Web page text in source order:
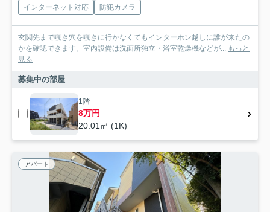
インターネット対応
防犯カメラ
玄関先まで覗き穴を覗きに行かなくてもインターホン越しに誰が来たの
かを確認できます。室内設備は洗面所独立・浴室乾燥機などが...
もっと
見る
募集中の部屋
1階
8万円
20.01㎡ (1K)
アパート